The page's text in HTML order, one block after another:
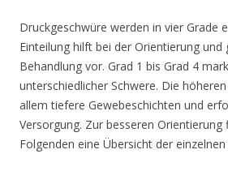
Druckgeschwüre werden in vier Grade
Einteilung hilft bei der Orientierung und
Behandlung vor. Grad 1 bis Grad 4
unterschiedlicher Schwere. Die
allem tiefere Gewebeschichten und
Versorgung. Zur besseren Orientierung
Folgenden eine Übersicht der